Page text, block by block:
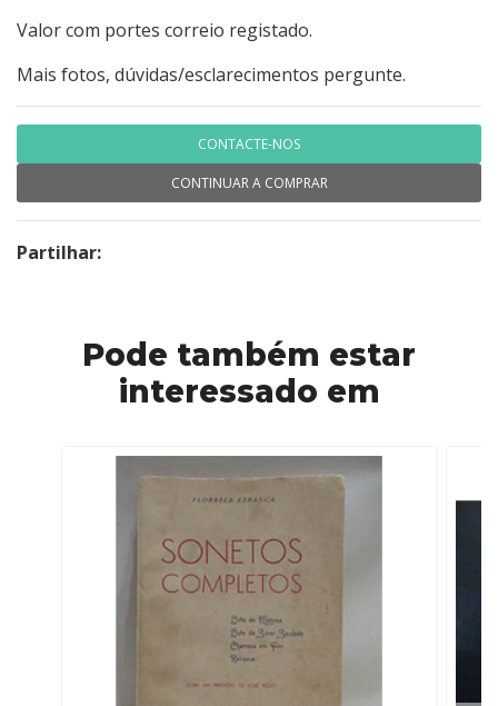
Valor com portes correio registado.
Mais fotos, dúvidas/esclarecimentos pergunte.
CONTACTE-NOS
CONTINUAR A COMPRAR
Partilhar:
Pode também estar
interessado em